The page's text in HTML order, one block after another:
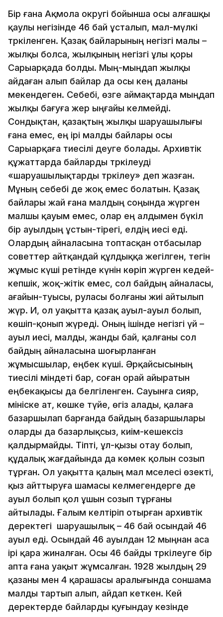
Бір ғана Ақмола округі бойынша осы алғашқы
қаулы негізінде 46 бай ұсталып, мал-мүлкі
тәркіленген. Қазақ байларының негізгі малы –
жылқы болса, жылқының негізгі ұлы қоры
Сарыарқада болды. Мың-мыңдап жылқы
айдаған алып байлар да осы кең даланы
мекендеген. Себебі, өзге аймақтарда мыңдап
жылқы бағуға жер ыңғайы келмейді.
Сондықтан, қазақтың жылқы шаруашылығы
ғана емес, ең ірі малды байлары осы
Сарыарқаға тиесілі деуге болады. Архивтік
құжаттарда байларды тәркілеуді
«шаруашылықтарды тәркілеу» деп жазған.
Мұның себебі де жоқ емес болатын. Қазақ
байлары жай ғана малдың соңында жүрген
малшы қауым емес, олар ең алдымен бүкіл
бір ауылдың ұстын-тірегі, елдің иесі еді.
Олардың айналасына топтасқан отбасылар
советтер айтқандай құлдыққа жегілген, тегін
жұмыс күші ретінде күнін көріп жүрген кедей-
кепшік, жоқ-жітік емес, сол байдың айналасы,
ағайын-туысы, руласы болғаны жиі айтылып
жүр. Иә, ол уақытта қазақ ауыл-ауыл болып,
көшіп-қонып жүреді. Оның ішінде негізгі үй –
ауыл иесі, малды, жанды бай, қалғаны сол
байдың айналасына шоғырланған
жұмысшылар, еңбек күші. Әрқайсысының
тиесілі міндеті бар, соған орай айыратын
еңбекақысы да белгіленген. Сауынға сияр,
мініске ат, көшке түйе, өгіз алады, қалаға
базаршылап барғанда байдың базаршылары
оларды да базарлықсыз, киім-кешексіз
қалдырмайды. Тіпті, ұл-қызы отау болып,
құдалық жағдайында да көмек қолын созып
тұрған. Ол уақытта қалың мал мәселесі өзекті,
қыз айттыруға шамасы келмегендерге де
ауыл болып қол ұшын созып тұрғаны
айтылады. Ғалым келтіріп отырған архивтік
деректегі шаруашылық – 46 бай осындай 46
ауыл еді. Осындай 46 ауылдан 12 мыңнан аса
ірі қара жиналған. Осы 46 байды тәркілеуге бір
апта ғана уақыт жұмсалған. 1928 жылдың 29
қазаны мен 4 қарашасы аралығында соншама
малды тартып алып, айдап әкеткен. Кей
деректерде байларды қуғындау кезінде